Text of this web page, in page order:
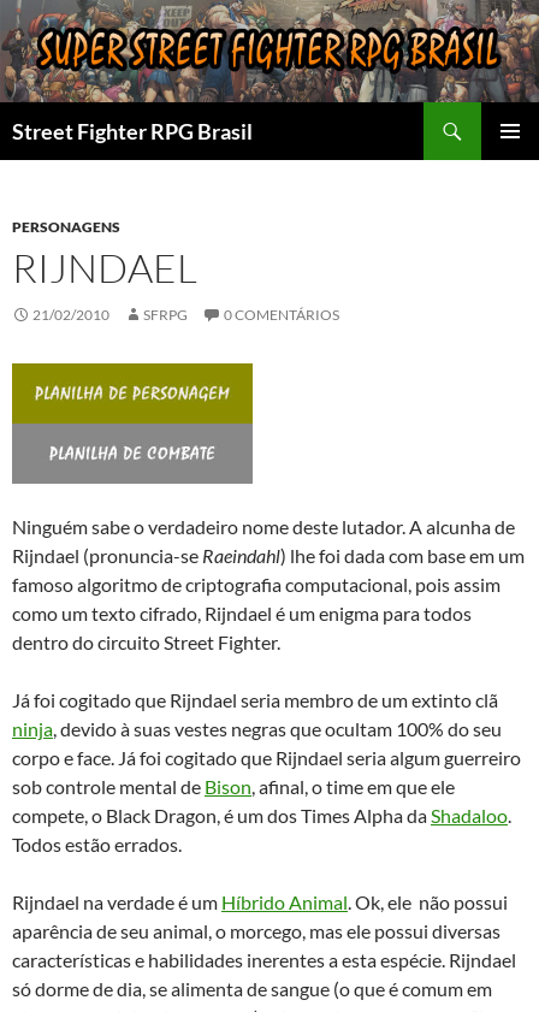
Pular
para
o
conteúdo
Street Fighter RPG Brasil
PERSONAGENS
RIJNDAEL
21/02/2010 SFRPG 0 COMENTÁRIOS
Ninguém sabe o verdadeiro nome deste lutador. A alcunha de
Rijndael (pronuncia-se Raeindahl) lhe foi dada com base em um
famoso algoritmo de criptografia computacional, pois assim
como um texto cifrado, Rijndael é um enigma para todos
dentro do circuito Street Fighter.
Já foi cogitado que Rijndael seria membro de um extinto clã
ninja, devido à suas vestes negras que ocultam 100% do seu
corpo e face. Já foi cogitado que Rijndael seria algum guerreiro
sob controle mental de Bison, afinal, o time em que ele
compete, o Black Dragon, é um dos Times Alpha daShadaloo.
Todos estão errados.
Rijndael na verdade é um Híbrido Animal. Ok, ele não possui
aparência de seu animal, o morcego, mas ele possui diversas
características e habilidades inerentes a esta espécie. Rijndael
só dorme de dia, se alimenta de sangue (o que é comum em